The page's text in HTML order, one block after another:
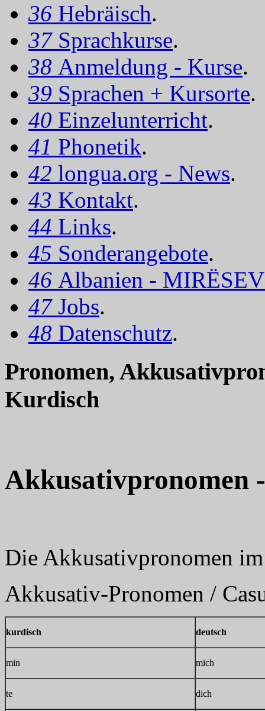
36 Hebräisch.
37 Sprachkurse.
38 Anmeldung - Kurse.
39 Sprachen + Kursorte.
40 Einzelunterricht.
41 Phonetik.
42 longua.org - News.
43 Kontakt.
44 Links.
45 Sonderangebote.
46 Albanien -
47 Jobs.
48 Datenschutz.
Pronomen,
Kurdisch
Akkusativpronomen
Die Akkusativpronomen
Akkusativ-Pronomen /
kurdisch deutsch
min mich
te dich